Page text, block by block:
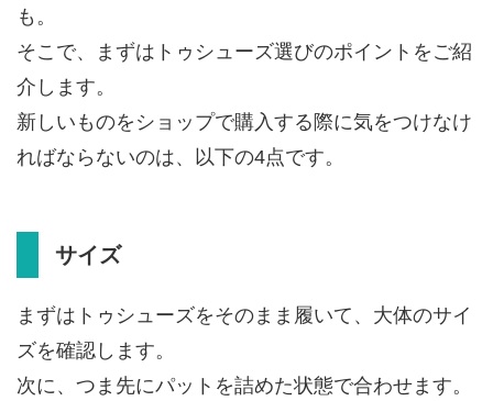
も。
そこで、まずはトゥシューズ選びのポイントをご紹
介します。
新しいものをショップで購入する際に気をつけなけ
ればならないのは、以下の4点です。
サイズ
まずはトゥシューズをそのまま履いて、大体のサイ
ズを確認します。
次に、つま先にパットを詰めた状態で合わせます。